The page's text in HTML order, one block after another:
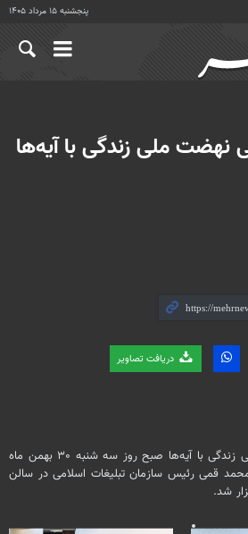
پنجشنبه ۱۵ مرداد ۱۴۰۵
دریافت تصاویر
ملی زندگی با آیه‌ها
نشست هم اندیشی نهضت ملی زندگی با آیه‌ها صبح روز سه شنبه ۳۰ بهمن ماه
محمد قمی رئیس سازمان تبلیغات اسلامی در سالن
شد.